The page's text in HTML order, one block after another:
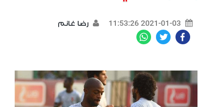
2021-01-03 11:53:26 رضا غانم
Facebook
Twitter